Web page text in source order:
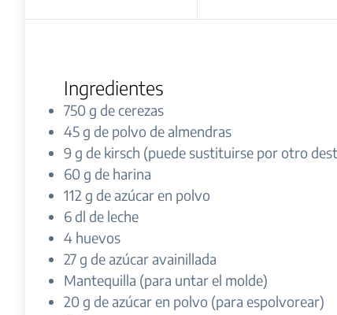
Ingredientes
750 g de cerezas
45 g de polvo de almendras
9 g de kirsch (puede sustituirse por otro
60 g de harina
112 g de azúcar en polvo
6 dl de leche
4 huevos
27 g de azúcar avainillada
Mantequilla (para untar el molde)
20 g de azúcar en polvo (para espolvorear)